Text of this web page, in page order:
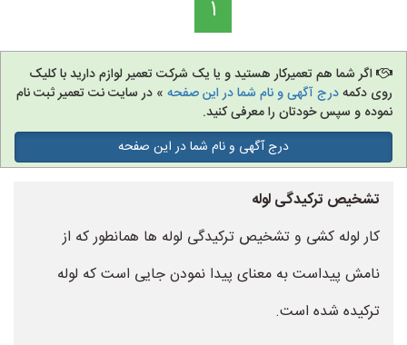
1
اگر شما هم تعمیرکار هستید و یا یک شرکت تعمیر لوازم دارید با کلیک
روی دکمهدرج آگهی و نام شما در این صفحه » در سایت نت تعمیر ثبت نام
نموده و سپس خودتان را معرفی کنید.
درج آگهی و نام شما در این صفحه
تشخیص ترکیدگی لوله
کار لوله کشی و تشخیص ترکیدگی لوله ها همانطور که از
نامش پیداست به معنای پیدا نمودن جایی است که لوله
ترکیده شده است.